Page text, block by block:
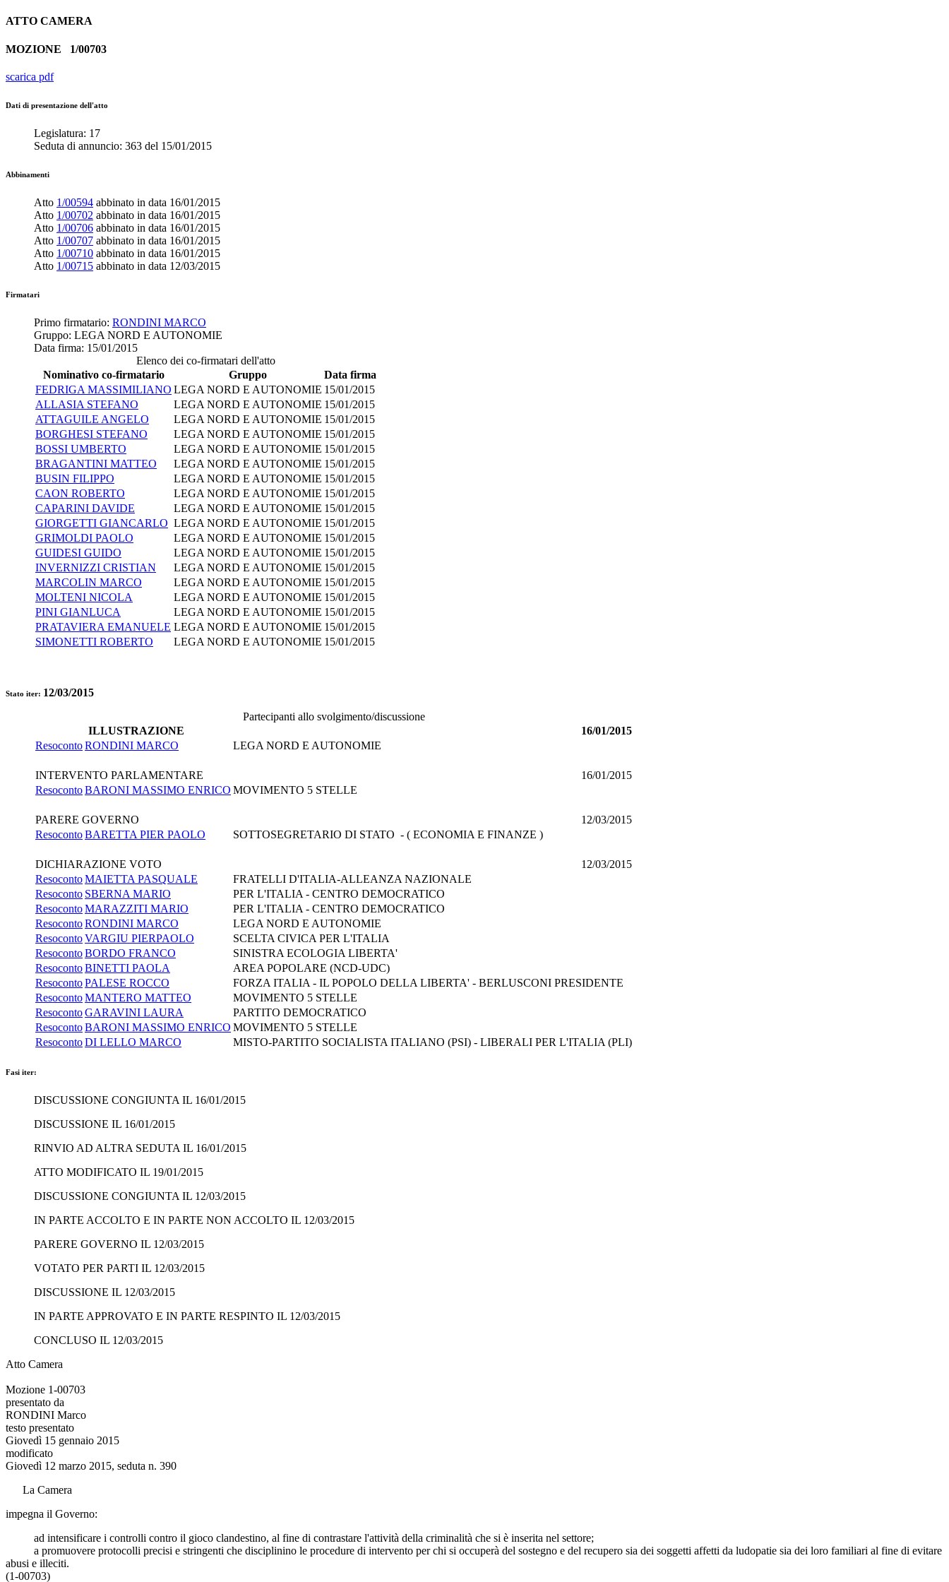
ATTO CAMERA
MOZIONE 1/00703
scarica pdf
Dati di presentazione dell'atto
Legislatura: 17
Seduta di annuncio: 363 del 15/01/2015
Abbinamenti
Atto 1/00594 abbinato in data 16/01/2015
Atto 1/00702 abbinato in data 16/01/2015
Atto 1/00706 abbinato in data 16/01/2015
Atto 1/00707 abbinato in data 16/01/2015
Atto 1/00710 abbinato in data 16/01/2015
Atto 1/00715 abbinato in data 12/03/2015
Firmatari
Primo firmatario: RONDINI MARCO
Gruppo: LEGA NORD E AUTONOMIE
Data firma: 15/01/2015
Elenco dei co-firmatari dell'atto
Nominativo co-firmatario
Gruppo
Data firma
FEDRIGA MASSIMILIANO LEGA NORD E AUTONOMIE 15/01/2015
ALLASIA STEFANO
LEGA NORD E AUTONOMIE 15/01/2015
ATTAGUILE ANGELO
LEGA NORD E AUTONOMIE 15/01/2015
BORGHESI STEFANO
LEGA NORD E AUTONOMIE 15/01/2015
BOSSI UMBERTO
LEGA NORD E AUTONOMIE 15/01/2015
BRAGANTINI MATTEO
LEGA NORD E AUTONOMIE 15/01/2015
BUSIN FILIPPO
LEGA NORD E AUTONOMIE 15/01/2015
CAON ROBERTO
LEGA NORD E AUTONOMIE 15/01/2015
CAPARINI DAVIDE
LEGA NORD E AUTONOMIE 15/01/2015
GIORGETTI GIANCARLO LEGA NORD E AUTONOMIE 15/01/2015
GRIMOLDI PAOLO
LEGA NORD E AUTONOMIE 15/01/2015
GUIDESI GUIDO
LEGA NORD E AUTONOMIE 15/01/2015
INVERNIZZI CRISTIAN
LEGA NORD E AUTONOMIE 15/01/2015
MARCOLIN MARCO
LEGA NORD E AUTONOMIE 15/01/2015
MOLTENI NICOLA
LEGA NORD E AUTONOMIE 15/01/2015
PINI GIANLUCA
LEGA NORD E AUTONOMIE 15/01/2015
PRATAVIERA EMANUELE LEGA NORD E AUTONOMIE 15/01/2015
SIMONETTI ROBERTO
LEGA NORD E AUTONOMIE 15/01/2015
Stato iter: 12/03/2015
Partecipanti allo svolgimento/discussione
ILLUSTRAZIONE
16/01/2015
ResocontoRONDINI MARCO LEGA NORD E AUTONOMIE
INTERVENTO PARLAMENTARE
16/01/2015
ResocontoBARONI MASSIMO ENRICO MOVIMENTO 5 STELLE
PARERE GOVERNO
12/03/2015
ResocontoBARETTA PIER PAOLO SOTTOSEGRETARIO DI STATO - ( ECONOMIA E FINANZE )
DICHIARAZIONE VOTO
12/03/2015
ResocontoMAIETTA PASQUALE
FRATELLI D'ITALIA-ALLEANZA NAZIONALE
Resoconto SBERNA MARIO
PER L'ITALIA - CENTRO DEMOCRATICO
ResocontoMARAZZITI MARIO
PER L'ITALIA - CENTRO DEMOCRATICO
ResocontoRONDINI MARCO
LEGA NORD E AUTONOMIE
ResocontoVARGIU PIERPAOLO
SCELTA CIVICA PER L'ITALIA
ResocontoBORDO FRANCO
SINISTRA ECOLOGIA LIBERTA'
ResocontoBINETTI PAOLA
AREA POPOLARE (NCD-UDC)
ResocontoPALESE ROCCO
FORZA ITALIA - IL POPOLO DELLA LIBERTA' - BERLUSCONI PRESIDENTE
ResocontoMANTERO MATTEO
MOVIMENTO 5 STELLE
ResocontoGARAVINI LAURA
PARTITO DEMOCRATICO
ResocontoBARONI MASSIMO ENRICO MOVIMENTO 5 STELLE
ResocontoDI LELLO MARCO MISTO-PARTITO SOCIALISTA ITALIANO (PSI) - LIBERALI PER L'ITALIA (PLI)
Fasi iter:
DISCUSSIONE CONGIUNTA IL 16/01/2015
DISCUSSIONE IL 16/01/2015
RINVIO AD ALTRA SEDUTA IL 16/01/2015
ATTO MODIFICATO IL 19/01/2015
DISCUSSIONE CONGIUNTA IL 12/03/2015
IN PARTE ACCOLTO E IN PARTE NON ACCOLTO IL 12/03/2015
PARERE GOVERNO IL 12/03/2015
VOTATO PER PARTI IL 12/03/2015
DISCUSSIONE IL 12/03/2015
IN PARTE APPROVATO E IN PARTE RESPINTO IL 12/03/2015
CONCLUSO IL 12/03/2015
Atto Camera
Mozione 1-00703
presentato da
RONDINI Marco
testo presentato
Giovedì 15 gennaio 2015
modificato
Giovedì 12 marzo 2015, seduta n. 390
La Camera
impegna il Governo:
ad intensificare i controlli contro il gioco clandestino, al fine di contrastare l'attività della criminalità che si è inserita nel settore;
a promuovere protocolli precisi e stringenti che disciplinino le procedure di intervento per chi si occuperà del sostegno e del recupero sia dei soggetti affetti da ludopatie sia dei loro familiari al fine di evitare
abusi e illeciti.
(1-00703)